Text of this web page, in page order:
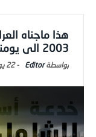
هذا ماجناه
2003 الى يومنا هذا ..
Editor
-22 يوليو,2017